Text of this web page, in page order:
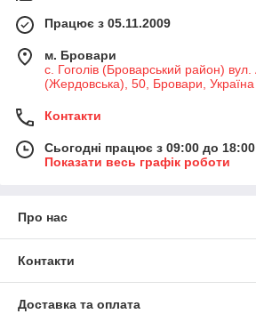
Працює з 05.11.2009
м. Бровари
с. Гоголів (Броварський район)
(Жердовська), 50, Бровари, Україна
Контакти
Сьогодні працює з 09:00 до 18:00
Показати весь графік роботи
Про нас
Контакти
Доставка та оплата